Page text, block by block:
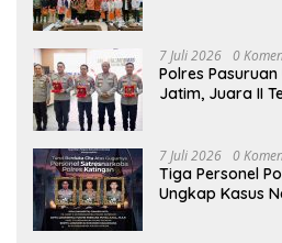
7 Juli 2026 0
Polres
Jatim, Juara II
7 Juli 2026 0
Tiga Personel
Ungkap Kasus